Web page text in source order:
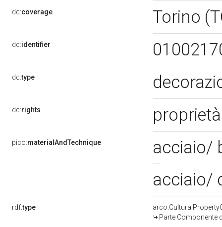
dc:coverage Torino
dc:identifier
dc:type
dc:rights
pico:materialAndTechnique
acciaio/
acciaio/
rdf:type
Parte Componente